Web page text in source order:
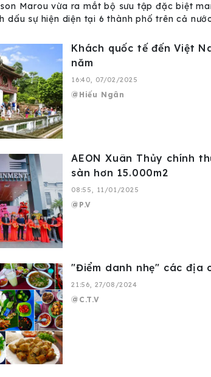
Marou vừa ra mắt bộ sưu tập đặc biệt
dấu sự hiện diện tại 6 thành phố trên cả
Khách quốc tế đến Việt
năm
16:40, 07/02/2025
Hiếu Ngân
AEON Xuân Thủy chính
sàn hơn 15.000m2
08:55, 11/01/2025
P.V
"Điểm danh nhẹ" các địa
21:56, 27/08/2024
C.T.V